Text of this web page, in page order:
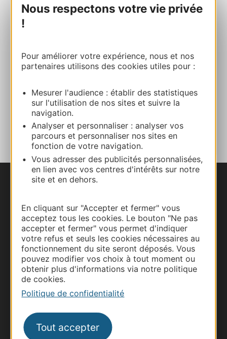
Nous respectons votre vie privée
!
Pour améliorer votre expérience, nous et nos
partenaires utilisons des cookies utiles pour :
Mesurer l'audience : établir des statistiques
sur l'utilisation de nos sites et suivre la
navigation.
Analyser et personnaliser : analyser vos
parcours et personnaliser nos sites en
fonction de votre navigation.
Vous adresser des publicités personnalisées,
en lien avec vos centres d'intérêts sur notre
site et en dehors.
En cliquant sur "Accepter et fermer" vous
acceptez tous les cookies. Le bouton "Ne pas
accepter et fermer" vous permet d'indiquer
votre refus et seuls les cookies nécessaires au
fonctionnement du site seront déposés. Vous
pouvez modifier vos choix à tout moment ou
obtenir plus d'informations via notre politique
de cookies.
Politique de confidentialité
Tout accepter
Site internet
AJOUTER
AU CARNET
Carte interactive
Documentation